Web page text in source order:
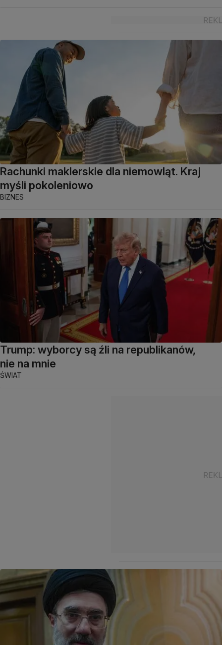
Rachunki maklerskie dla niemowląt. Kraj
myśli pokoleniowo
BIZNES
Trump: wyborcy są źli na republikanów,
nie na mnie
ŚWIAT